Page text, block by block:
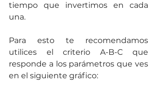
tiempo que invertimos en cada
una.
Para esto te recomendamos
utilices el criterio A-B-C que
responde a los parámetros que ves
en el siguiente gráfico: